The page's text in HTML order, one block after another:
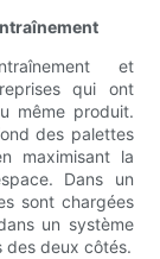
et
qui ont
même produit.
des palettes
maximisant la
Dans un
sont chargées
un système
des deux côtés.